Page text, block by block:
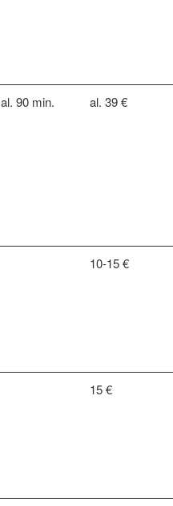
al. 90 min. al. 39 €
10-15 €
15 €